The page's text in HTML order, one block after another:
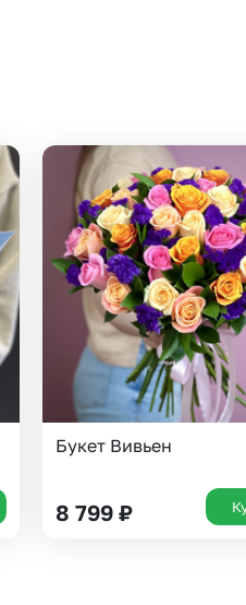
Букет Вивьен
8 799₽